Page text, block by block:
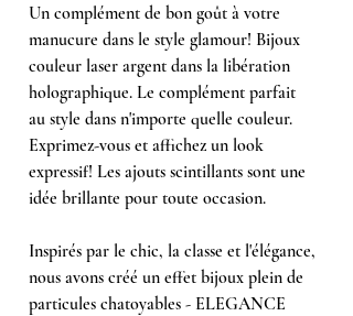
Un complément de bon goût à votre
manucure dans le style glamour! Bijoux
couleur laser argent dans la libération
holographique. Le complément parfait
au style dans n'importe quelle couleur.
Exprimez-vous et affichez un look
expressif! Les ajouts scintillants sont une
idée brillante pour toute occasion.
Inspirés par le chic, la classe et l'élégance,
nous avons créé un effet bijoux plein de
particules chatoyables - ELEGANCE